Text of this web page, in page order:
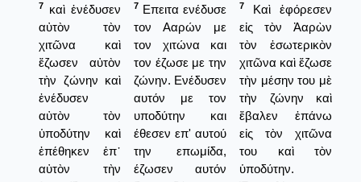
7
καὶ ἐνέδυσεν
αὐτὸν τὸν
χιτῶνα καὶ
ἔζωσεν αὐτὸν
τὴν ζώνην καὶ
ἐνέδυσεν
αὐτὸν τὸν
ὑποδύτην καὶ
ἐπέθηκεν ἐπ᾿
αὐτὸν τὴν
7 Επειτα ενέδυσε
τον Ααρών με
τον χιτώνα και
τον έζωσε με την
ζώνην. Ενέδυσεν
αυτόν με τον
υποδύτην και
έθεσεν επ' αυτού
την επωμίδα,
έζωσεν αυτόν
7
Καὶ ἐφόρεσεν
εἰς τὸν Ἀαρὼν
τὸν ἐσωτερικὸν
χιτῶνα καὶ ἔζωσε
τὴν μέσην του μὲ
τὴν ζώνην καὶ
ἔβαλεν ἐπάνω
εἰς τὸν χιτῶνα
του καὶ τὸν
ὑποδύτην.